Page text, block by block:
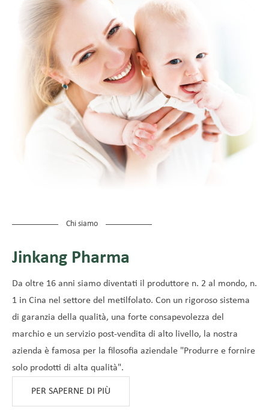
Chi siamo
Jinkang Pharma
Da oltre 16 anni siamo diventati il ​​produttore n. 2 al mondo, n.
1 in Cina nel settore del metilfolato. Con un rigoroso sistema
di garanzia della qualità, una forte consapevolezza del
marchio e un servizio post-vendita di alto livello, la nostra
azienda è famosa per la filosofia aziendale "Produrre e fornire
solo prodotti di alta qualità".
PER SAPERNE DI PIÙ